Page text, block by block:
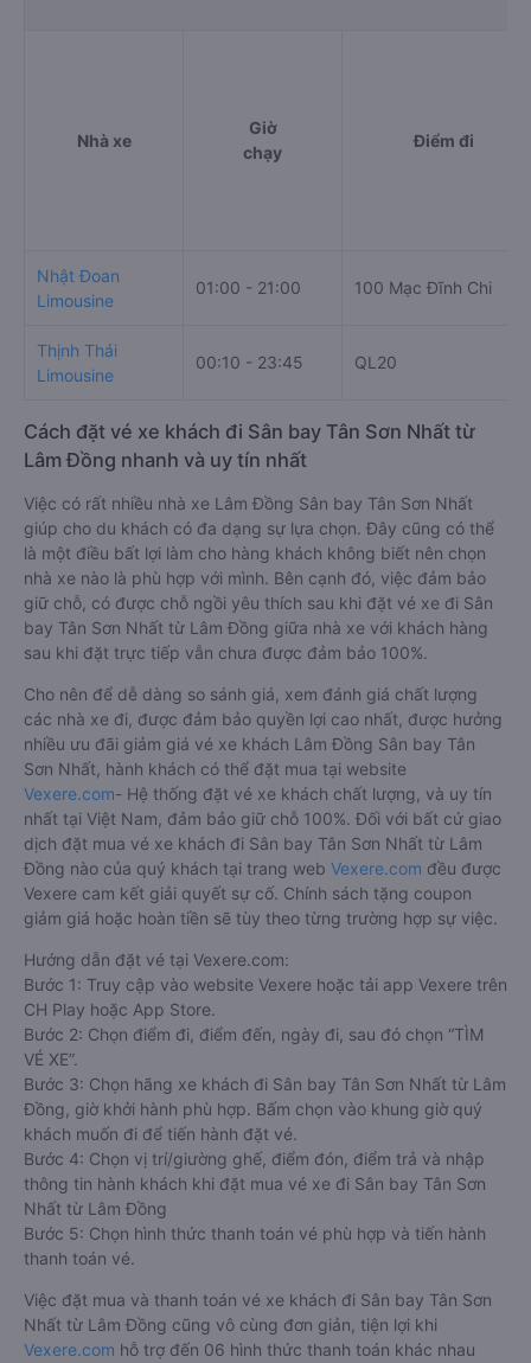
Nhà xe
Giờ
chạy
Điểm đi
Nhật Đoan
Limousine
01:00 - 21:00 100 Mạc Đĩnh Chi
Thịnh Thái
Limousine
00:10 - 23:45 QL20
Cách đặt vé xe khách đi Sân bay Tân Sơn Nhất từ
Lâm Đồng nhanh và uy tín nhất
Việc có rất nhiều nhà xe Lâm Đồng Sân bay Tân Sơn Nhất
giúp cho du khách có đa dạng sự lựa chọn. Đây cũng có thể
là một điều bất lợi làm cho hàng khách không biết nên chọn
nhà xe nào là phù hợp với mình. Bên cạnh đó, việc đảm bảo
giữ chỗ, có được chỗ ngồi yêu thích sau khi đặt vé xe đi Sân
bay Tân Sơn Nhất từ Lâm Đồng giữa nhà xe với khách hàng
sau khi đặt trực tiếp vẫn chưa được đảm bảo 100%.
Cho nên để dễ dàng so sánh giá, xem đánh giá chất lượng
các nhà xe đi, được đảm bảo quyền lợi cao nhất, được hưởng
nhiều ưu đãi giảm giá vé xe khách Lâm Đồng Sân bay Tân
Sơn Nhất, hành khách có thể đặt mua tại website
Vexere.com- Hệ thống đặt vé xe khách chất lượng, và uy tín
nhất tại Việt Nam, đảm bảo giữ chỗ 100%. Đối với bất cứ giao
dịch đặt mua vé xe khách đi Sân bay Tân Sơn Nhất từ Lâm
Đồng nào của quý khách tại trang web Vexere.com đều được
Vexere cam kết giải quyết sự cố. Chính sách tặng coupon
giảm giá hoặc hoàn tiền sẽ tùy theo từng trường hợp sự việc.
Hướng dẫn đặt vé tại Vexere.com:
Bước 1: Truy cập vào website Vexere hoặc tải app Vexere trên
CH Play hoặc App Store.
Bước 2: Chọn điểm đi, điểm đến, ngày đi, sau đó chọn “TÌM
VÉ XE”.
Bước 3: Chọn hãng xe khách đi Sân bay Tân Sơn Nhất từ Lâm
Đồng, giờ khởi hành phù hợp. Bấm chọn vào khung giờ quý
khách muốn đi để tiến hành đặt vé.
Bước 4: Chọn vị trí/giường ghế, điểm đón, điểm trả và nhập
thông tin hành khách khi đặt mua vé xe đi Sân bay Tân Sơn
Nhất từ Lâm Đồng
Bước 5: Chọn hình thức thanh toán vé phù hợp và tiến hành
thanh toán vé.
Việc đặt mua và thanh toán vé xe khách đi Sân bay Tân Sơn
Nhất từ Lâm Đồng cũng vô cùng đơn giản, tiện lợi khi
Vexere.com hỗ trợ đến 06 hình thức thanh toán khác nhau